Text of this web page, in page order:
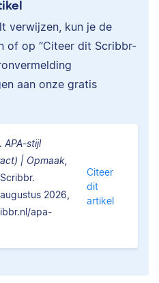
verwijzen, kun je de
of op “Citeer dit Scribbr-
aan onze gratis
APA-stijl
| Opmaak,
Scribbr.
2026,
apa-
Citeer
dit
artikel